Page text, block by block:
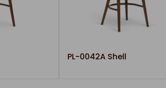
PL-0042A Shell